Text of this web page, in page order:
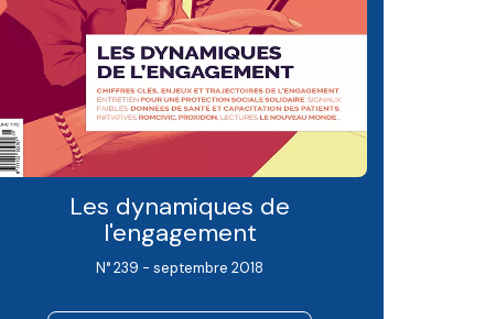
Les dynamiques de
l'engagement
N° 239 - septembre 2018